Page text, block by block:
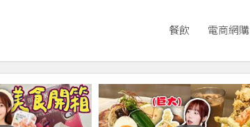
餐飲 電商網購